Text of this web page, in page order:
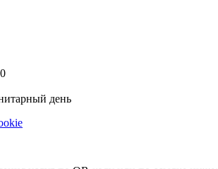
день